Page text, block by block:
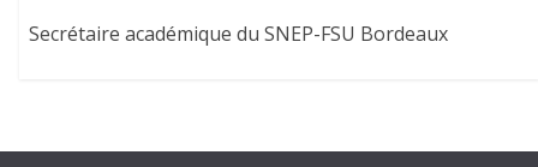
Secrétaire académique du SNEP-FSU Bordeaux